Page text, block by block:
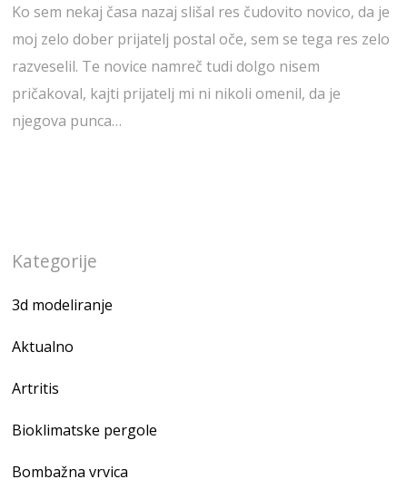
Ko sem nekaj časa nazaj slišal res čudovito novico, da je
moj zelo dober prijatelj postal oče, sem se tega res zelo
razveselil. Te novice namreč tudi dolgo nisem
pričakoval, kajti prijatelj mi ni nikoli omenil, da je
njegova punca…
Kategorije
3d modeliranje
Aktualno
Artritis
Bioklimatske pergole
Bombažna vrvica